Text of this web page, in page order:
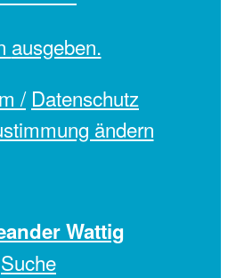
ausgeben.
/ Datenschutz
ändern
Wattig
Suche